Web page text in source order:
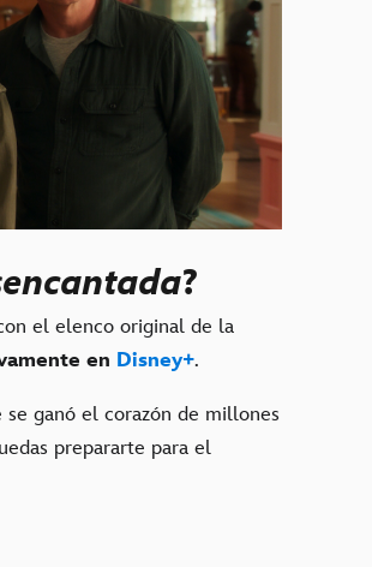
?
el elenco original de la
en Disney+.
ganó el corazón de millones
prepararte para el